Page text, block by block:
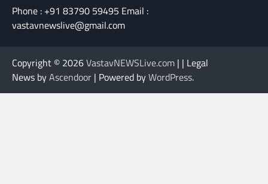
Phone : +91 83790 59495 Email :
vastavnewslive@gmail.com
Copyright © 2026VastavNEWSLive.com | | Legal
News byAscendoor | Powered byWordPress.